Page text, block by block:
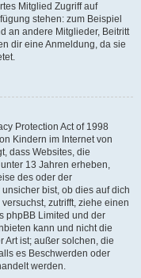
Mitglied Zugriff auf
stehen: zum Beispiel
an andere Mitglieder, Beitritt
dir eine Anmeldung, da sie
Protection Act of 1998
Kindern im Internet von
dass Websites, die
13 Jahren erheben,
des oder der
bist, ob dies auf dich
zutrifft, ziehe einen
phpBB Limited und der
kann und nicht die
ist; außer solchen, die
es Beschwerden oder
werden.